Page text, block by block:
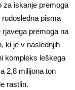
za iskanje premoga
pisma
premoga na
ki je v naslednjih
kompleks leškega
2,8 milijona ton
rastlin.